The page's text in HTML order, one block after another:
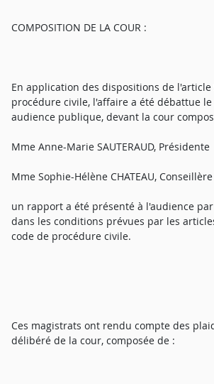
COMPOSITION DE LA COUR :
En application des dispositions de l'article
procédure civile, l'affaire a été débattue le
audience publique, devant la cour
Mme Anne-Marie SAUTERAUD, Présidente
Mme Sophie-Hélène CHATEAU, Conseillère
un rapport a été présenté à l'audience par
dans les conditions prévues par les
code de procédure civile.
Ces magistrats ont rendu compte des
délibéré de la cour, composée de :